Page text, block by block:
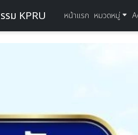
รม KPRU หน้าแรก หมวดหมู่